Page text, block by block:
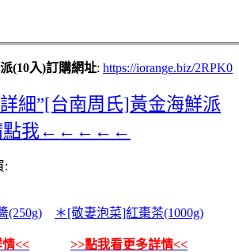
(10入)訂購網址: https://iorange.biz/2RPK0
”[台南周氏]黃金海鮮派
點我←←←←←
:
(250g)
<<
＊[敬妻泡菜]紅棗茶(1000g)
>>點我看更多詳情<<